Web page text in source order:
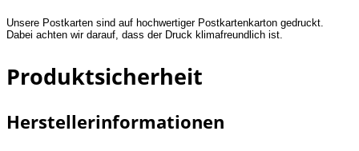
Unsere Postkarten sind auf hochwertiger Postkartenkarton gedruckt.
Dabei achten wir darauf, dass der Druck klimafreundlich ist.
Produktsicherheit
Herstellerinformationen